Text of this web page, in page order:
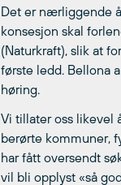
Det er nærliggende
konsesjon skal
(Naturkraft), slik at
første ledd. Bellona
høring.
Vi tillater oss likevel
berørte kommuner,
har fått oversendt
vil bli opplyst «så